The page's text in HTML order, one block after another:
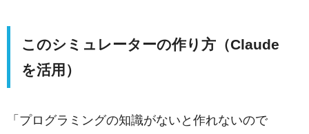
このシミュレーターの作り方（Claude
を活用）
「プログラミングの知識がないと作れないので